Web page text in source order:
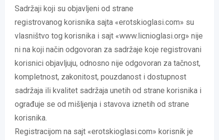
Sadržaji koji su objavljeni od strane
registrovanog korisnika sajta «erotskioglasi.com» su
vlasništvo tog korisnika i sajt «www.licnioglasi.org» nije
ni na koji način odgovoran za sadržaje koje registrovani
korisnici objavljuju, odnosno nije odgovoran za tačnost,
kompletnost, zakonitost, pouzdanost i dostupnost
sadržaja ili kvalitet sadržaja unetih od strane korisnika i
ograđuje se od mišljenja i stavova iznetih od strane
korisnika.
Registracijom na sajt «erotskioglasi.com» korisnik je